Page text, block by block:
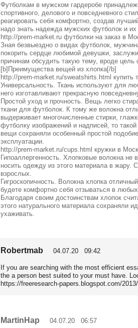
Футболкам в мужском гардеробе
спортивного, делового и повседневного
реагировать себя комфортно, создав
надо знать надежда мужских футболок и их
http://prem-market.ru футболки на заказ в
Зная безвыездно о видах футболок,
покорить сердце любимой девушки,
причинам обсудить такую тему, вроде цель
[b]Преимущества вещей из хлопка[/b]
http://prem-market.ru/sweatshirts.html купить
Универсальность. Ткань используют для
него изготавливают прекрасную
Простой уход и прочность. Вещь легко
ткани для футболок. К тому же волокна
выдерживает многочисленные стирки,
футболку изображений и надписей, то
вещи сохраняли особенный простой
эксплуатации.
http://prem-market.ru/cups.html кружки в
Гипоаллергенность. Хлопковые волокна
носить одежду из этого материала в жару.
взрослых.
Гигроскопичность. Волокна хлопка
будете комфортно себя отзываться в
Благодаря своим достоинствам хлопок
этого натурального материала сохраняли
ухаживать.
Robertmab 04.07.20 09:42
If you are searching with the most efficient
the a person best suited to your must have.
https://freeresearch-papers.blogspot.com/
MartinHap 04.07.20 06:57